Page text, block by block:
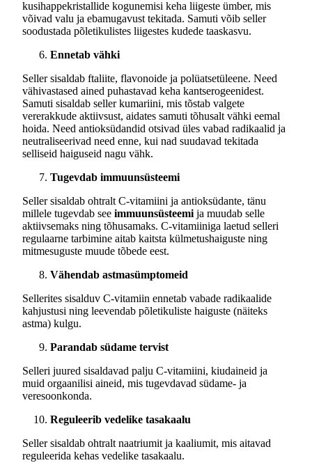
kusihappekristallide kogunemisi keha liigeste ümber, mis
võivad valu ja ebamugavust tekitada. Samuti võib seller
soodustada põletikulistes liigestes kudede taaskasvu.
Ennetab vähki
Seller sisaldab ftaliite, flavonoide ja polüatsetüleene. Need
vähivastased ained puhastavad keha kantserogeenidest.
Samuti sisaldab seller kumariini, mis tõstab valgete
vererakkude aktiivsust, aidates samuti tõhusalt vähki eemal
hoida. Need antioksüdandid otsivad üles vabad radikaalid ja
neutraliseerivad need enne, kui nad suudavad tekitada
selliseid haiguseid nagu vähk.
Tugevdab immuunsüsteemi
Seller sisaldab ohtralt C-vitamiini ja antioksüdante, tänu
millele tugevdab see immuunsüsteemi ja muudab selle
aktiivsemaks ning tõhusamaks. C-vitamiiniga laetud selleri
regulaarne tarbimine aitab kaitsta külmetushaiguste ning
mitmesuguste muude tõbede eest.
Vähendab astmasümptomeid
Sellerites sisalduv C-vitamiin ennetab vabade radikaalide
kahjustusi ning leevendab põletikuliste haiguste (näiteks
astma) kulgu.
Parandab südame tervist
Selleri juured sisaldavad palju C-vitamiini, kiudaineid ja
muid orgaanilisi aineid, mis tugevdavad südame- ja
veresoonkonda.
Reguleerib vedelike tasakaalu
Seller sisaldab ohtralt naatriumit ja kaaliumit, mis aitavad
reguleerida kehas vedelike tasakaalu.